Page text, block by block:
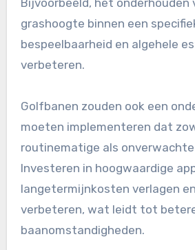
grashoogte binnen een
bespeelbaarheid en algehele
verbeteren.
Golfbanen zouden ook een
moeten implementeren dat
routinematige als
Investeren in hoogwaardige
langetermijnkosten verlagen
verbeteren, wat leidt tot
baanomstandigheden.